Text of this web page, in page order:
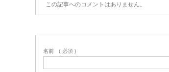
この記事へのコメントはありません。
名前 ( 必須 )